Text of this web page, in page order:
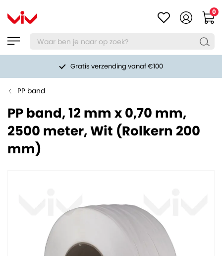
0
Gratis verzending vanaf €100
PP band
PP band, 12 mm x 0,70 mm,
2500 meter, Wit (Rolkern 200
mm)